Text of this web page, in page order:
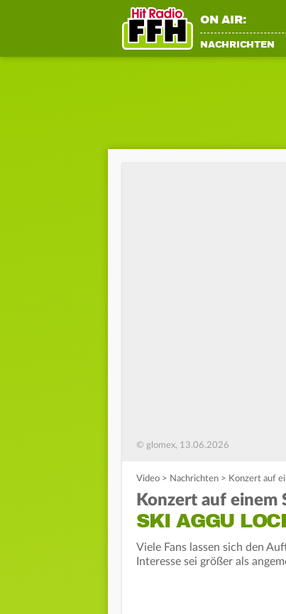
ON AIR:
NACHRICHTEN
© glomex, 13.06.2026
Video > Nachrichten > Konzert auf
Konzert auf einem
SKI AGGU
Viele Fans lassen sich den
Interesse sei größer als